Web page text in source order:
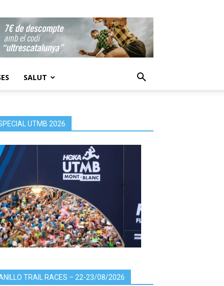
SALUT
UTMB 2026
TRAIL RACES – 22-23/08/2026